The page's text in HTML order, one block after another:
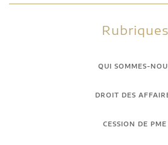
Rubriques
QUI SOMMES-
DROIT DES
CESSION DE PME